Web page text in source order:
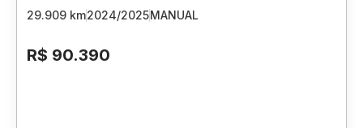
29.909 km2024/2025MANUAL
R$ 90.390